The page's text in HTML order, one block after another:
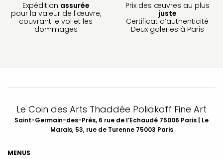
Expédition assurée
pour la valeur de l'œuvre,
couvrant le vol et les
dommages
Prix des œuvres au plus
juste
Certificat d’authenticité
Deux galeries à Paris
Le Coin des Arts Thaddée Poliakoff Fine Art
Saint-Germain-des-Prés, 6 rue de l’Echaudé 75006 Paris | Le
Marais, 53, rue de Turenne 75003 Paris
MENUS